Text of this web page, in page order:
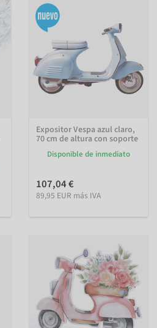
Expositor Vespa azul claro,
70 cm de altura con soporte
Disponible de inmediato
107,04 €
89,95 EUR más IVA